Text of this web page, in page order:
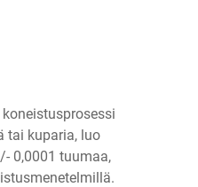
tai kuparia, luo
0,0001 tuumaa,